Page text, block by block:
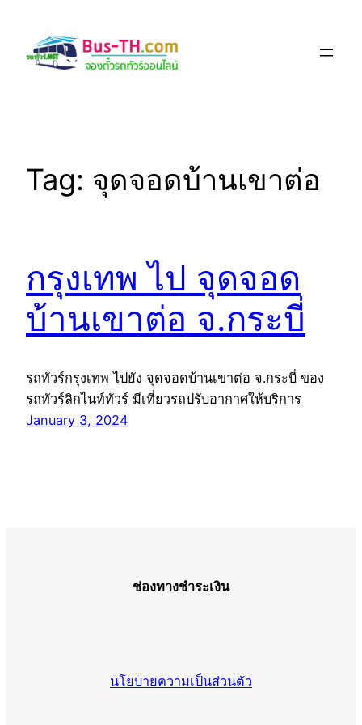
content
Tag: จุดจอดบ้านเขาต่อ
กรุงเทพ ไป จุดจอด
บ้านเขาต่อ จ.กระบี่
รถทัวร์กรุงเทพ ไปยัง จุดจอดบ้านเขาต่อ จ.กระบี่ ของ
รถทัวร์ลิกไนท์ทัวร์ มีเที่ยวรถปรับอากาศให้บริการ
January 3, 2024
ช่องทางชำระเงิน
นโยบายความเป็นส่วนตัว